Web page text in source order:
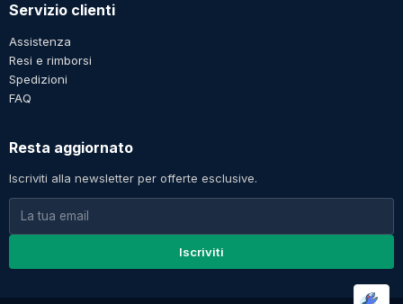
Servizio clienti
Assistenza
Resi e rimborsi
Spedizioni
FAQ
Resta aggiornato
Iscriviti alla newsletter per offerte esclusive.
Iscriviti